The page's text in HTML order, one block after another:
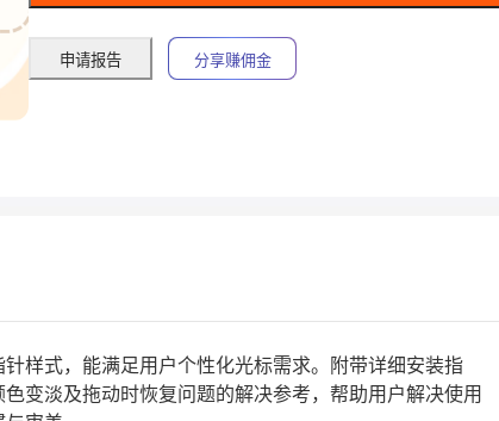
申请报告 分享赚佣金
样式，能满足用户个性化光标需求。附带详细安装指
变淡及拖动时恢复问题的解决参考，帮助用户解决使用